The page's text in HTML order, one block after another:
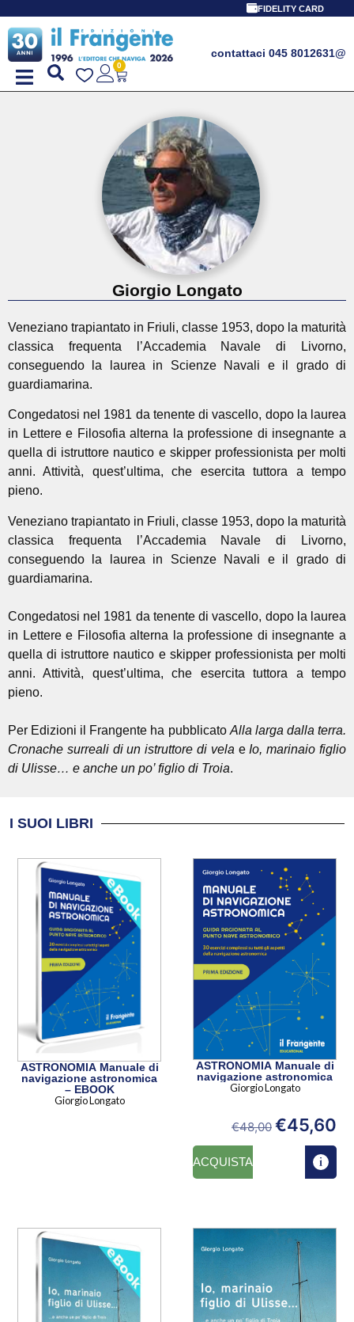
FIDELITY CARD
contattaci 045 8012631@
0
Giorgio Longato
Veneziano trapiantato in Friuli, classe 1953, dopo la maturità
classica frequenta l’Accademia Navale di Livorno,
conseguendo la laurea in Scienze Navali e il grado di
guardiamarina.
Congedatosi nel 1981 da tenente di vascello, dopo la laurea
in Lettere e Filosofia alterna la professione di insegnante a
quella di istruttore nautico e skipper professionista per molti
anni. Attività, quest’ultima, che esercita tuttora a tempo
pieno.
Veneziano trapiantato in Friuli, classe 1953, dopo la maturità
classica frequenta l’Accademia Navale di Livorno,
conseguendo la laurea in Scienze Navali e il grado di
guardiamarina.
Congedatosi nel 1981 da tenente di vascello, dopo la laurea
in Lettere e Filosofia alterna la professione di insegnante a
quella di istruttore nautico e skipper professionista per molti
anni. Attività, quest’ultima, che esercita tuttora a tempo
pieno.
Per Edizioni il Frangente ha pubblicato Alla larga dalla terra.
Cronache surreali di un istruttore di vela e Io, marinaio figlio
di Ulisse… e anche un po’ figlio di Troia.
I SUOI LIBRI
ASTRONOMIA Manuale di
navigazione astronomica
– EBOOK
Giorgio Longato
ASTRONOMIA Manuale di
navigazione astronomica
Giorgio Longato
€48,00 €45,60
ACQUISTA